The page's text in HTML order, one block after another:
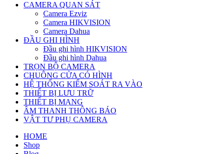
CAMERA QUAN SÁT
Camera Ezviz
Camera HIKVISION
Camera Dahua
ĐẦU GHI HÌNH
Đầu ghi hình HIKVISION
Đầu ghi hình Dahua
TRỌN BỘ CAMERA
CHUÔNG CỬA CÓ HÌNH
HỆ THỐNG KIỂM SOÁT RA VÀO
THIẾT BỊ LƯU TRỮ
THIẾT BỊ MẠNG
ÂM THANH THÔNG BÁO
VẬT TƯ PHỤ CAMERA
HOME
Shop